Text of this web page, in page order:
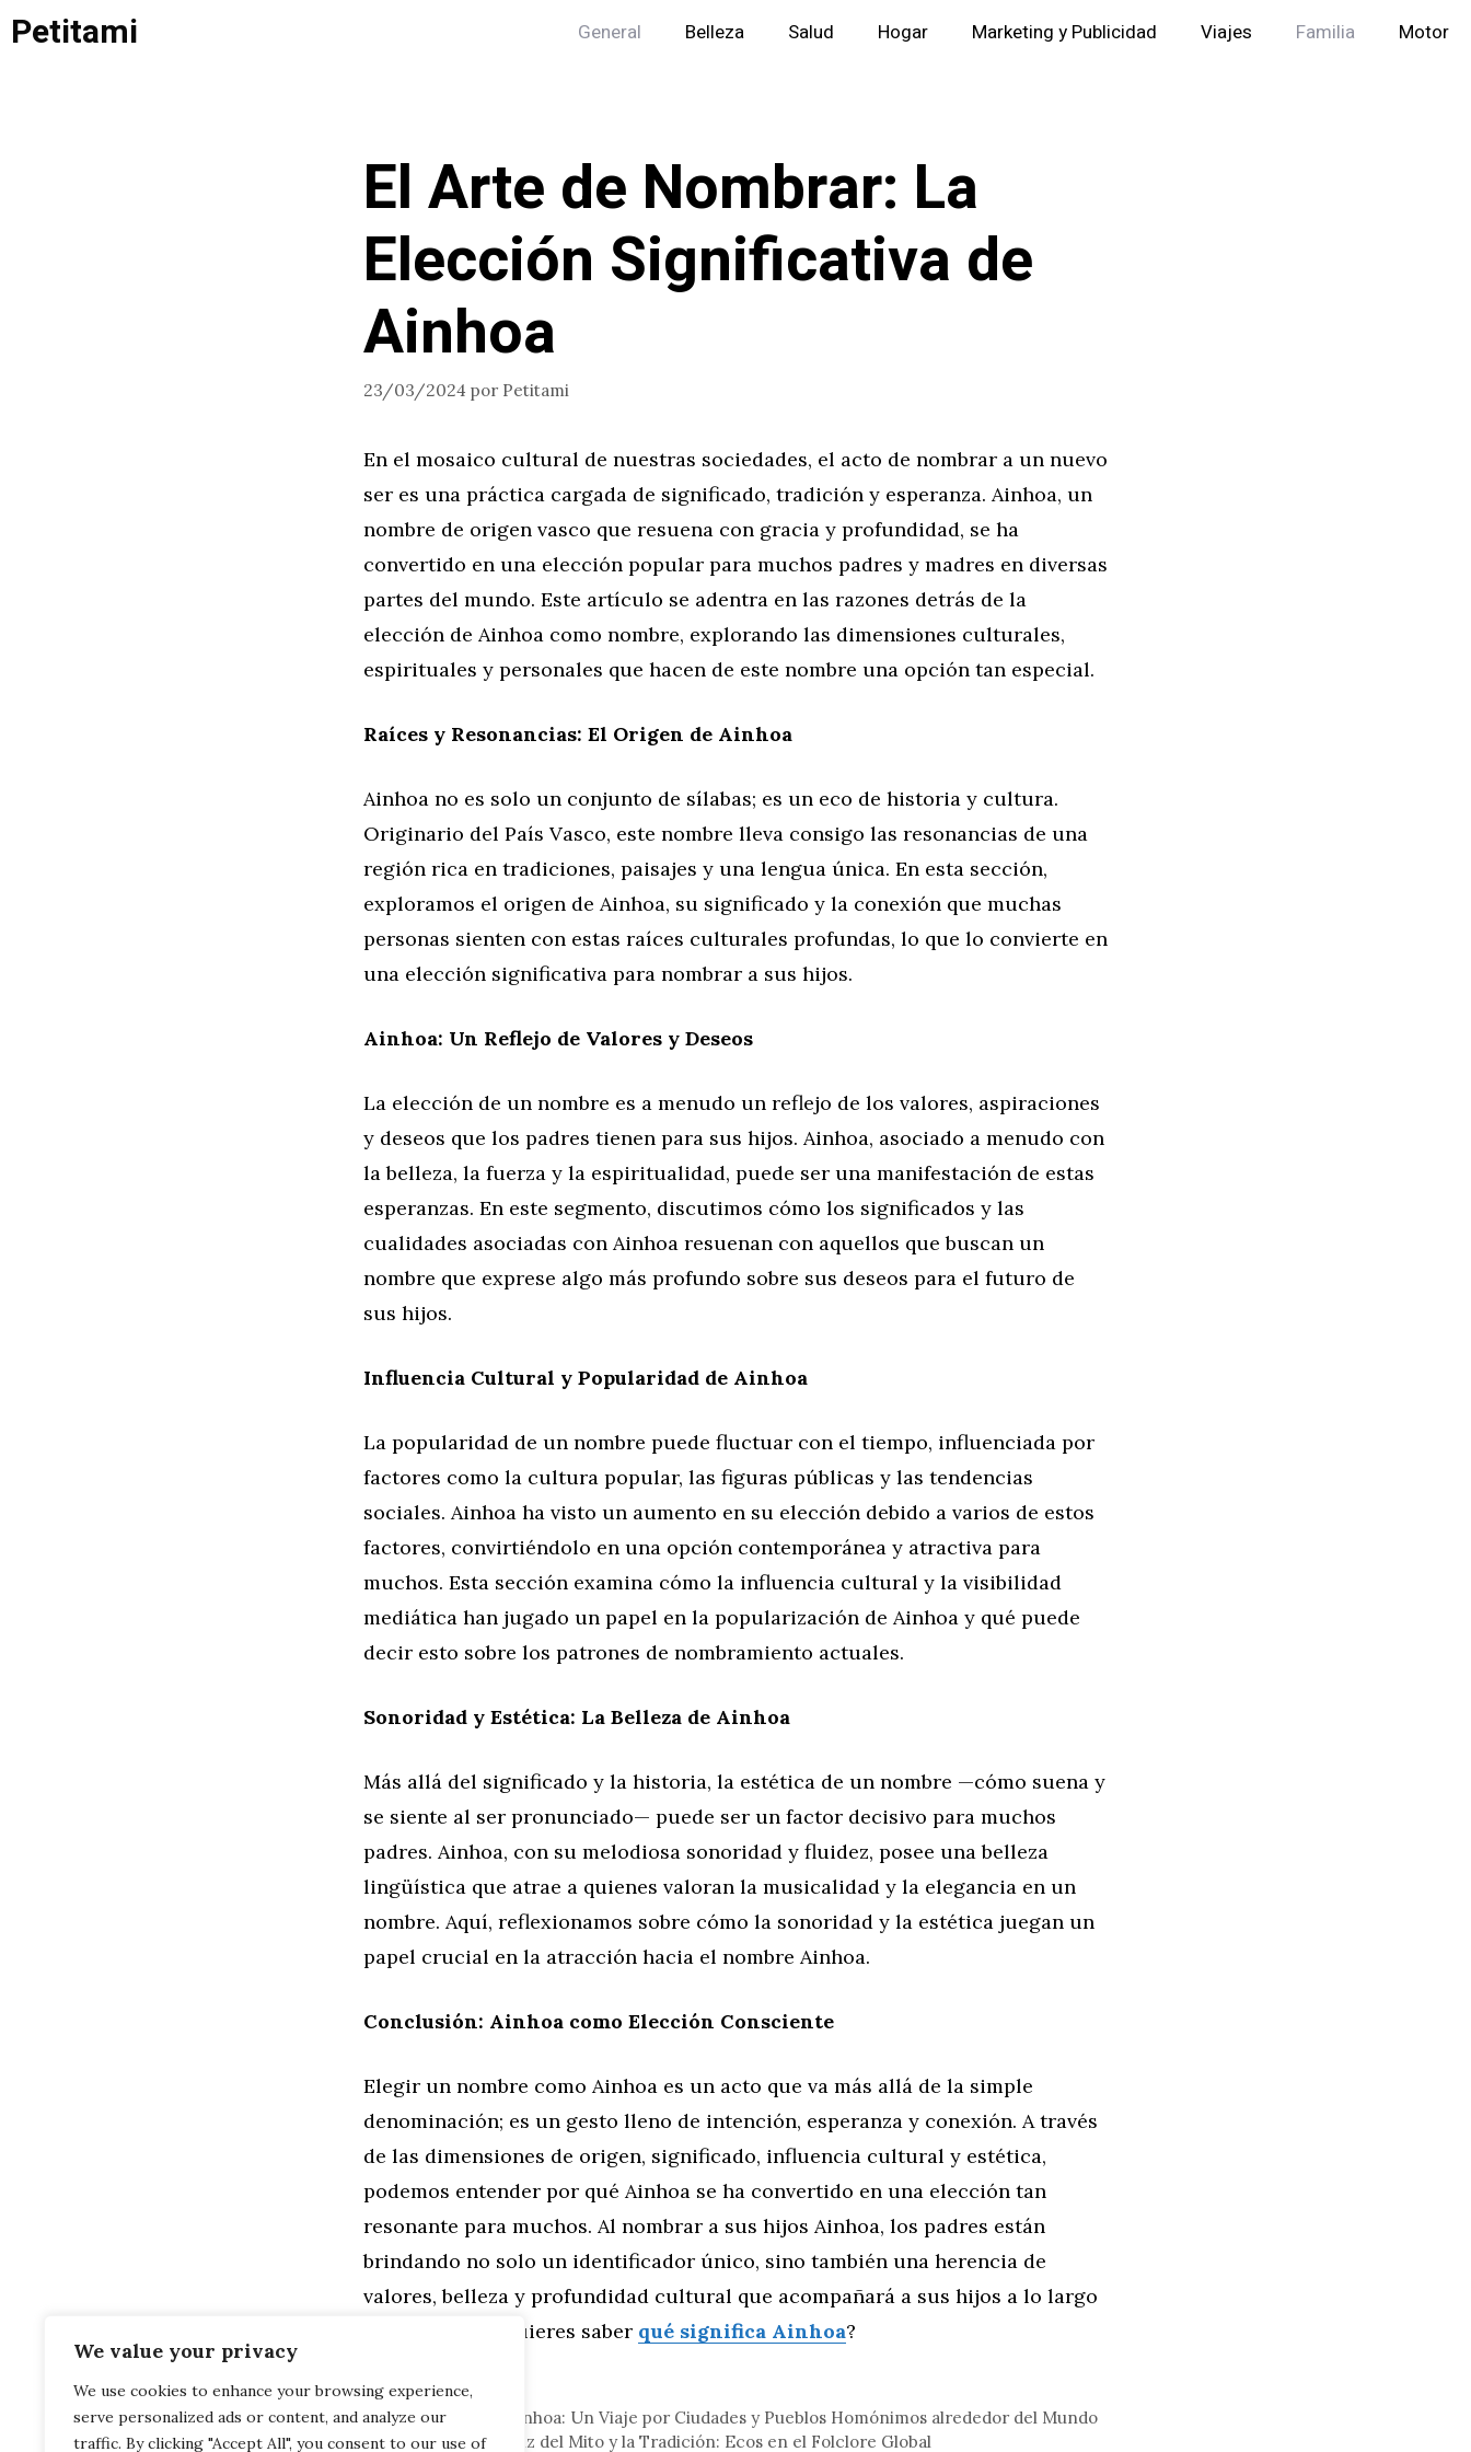
We value your privacy
We use cookies to enhance your browsing experience,
serve personalized ads or content, and analyze our
traffic. By clicking "Accept All", you consent to our use of
Saltar
alPetitami General Belleza Salud Hogar Marketing y Publicidad Viajes Familia Motor
El Arte de Nombrar: La
Elección Significativa de
Ainhoa
23/03/2024 por Petitami
En el mosaico cultural de nuestras sociedades, el acto de nombrar a un nuevo
ser es una práctica cargada de significado, tradición y esperanza. Ainhoa, un
nombre de origen vasco que resuena con gracia y profundidad, se ha
convertido en una elección popular para muchos padres y madres en diversas
partes del mundo. Este artículo se adentra en las razones detrás de la
elección de Ainhoa como nombre, explorando las dimensiones culturales,
espirituales y personales que hacen de este nombre una opción tan especial.
Raíces y Resonancias: El Origen de Ainhoa
Ainhoa no es solo un conjunto de sílabas; es un eco de historia y cultura.
Originario del País Vasco, este nombre lleva consigo las resonancias de una
región rica en tradiciones, paisajes y una lengua única. En esta sección,
exploramos el origen de Ainhoa, su significado y la conexión que muchas
personas sienten con estas raíces culturales profundas, lo que lo convierte en
una elección significativa para nombrar a sus hijos.
Ainhoa: Un Reflejo de Valores y Deseos
La elección de un nombre es a menudo un reflejo de los valores, aspiraciones
y deseos que los padres tienen para sus hijos. Ainhoa, asociado a menudo con
la belleza, la fuerza y la espiritualidad, puede ser una manifestación de estas
esperanzas. En este segmento, discutimos cómo los significados y las
cualidades asociadas con Ainhoa resuenan con aquellos que buscan un
nombre que exprese algo más profundo sobre sus deseos para el futuro de
sus hijos.
Influencia Cultural y Popularidad de Ainhoa
La popularidad de un nombre puede fluctuar con el tiempo, influenciada por
factores como la cultura popular, las figuras públicas y las tendencias
sociales. Ainhoa ha visto un aumento en su elección debido a varios de estos
factores, convirtiéndolo en una opción contemporánea y atractiva para
muchos. Esta sección examina cómo la influencia cultural y la visibilidad
mediática han jugado un papel en la popularización de Ainhoa y qué puede
decir esto sobre los patrones de nombramiento actuales.
Sonoridad y Estética: La Belleza de Ainhoa
Más allá del significado y la historia, la estética de un nombre —cómo suena y
se siente al ser pronunciado— puede ser un factor decisivo para muchos
padres. Ainhoa, con su melodiosa sonoridad y fluidez, posee una belleza
lingüística que atrae a quienes valoran la musicalidad y la elegancia en un
nombre. Aquí, reflexionamos sobre cómo la sonoridad y la estética juegan un
papel crucial en la atracción hacia el nombre Ainhoa.
Conclusión: Ainhoa como Elección Consciente
Elegir un nombre como Ainhoa es un acto que va más allá de la simple
denominación; es un gesto lleno de intención, esperanza y conexión. A través
de las dimensiones de origen, significado, influencia cultural y estética,
podemos entender por qué Ainhoa se ha convertido en una elección tan
resonante para muchos. Al nombrar a sus hijos Ainhoa, los padres están
brindando no solo un identificador único, sino también una herencia de
valores, belleza y profundidad cultural que acompañará a sus hijos a lo largo
de sus vidas. ¿Quieres saber qué significa Ainhoa?
Categorías
Familia,General
Descubriendo Ainhoa: Un Viaje por Ciudades y Pueblos Homónimos alrededor del Mundo
Ainhoa en el Tapiz del Mito y la Tradición: Ecos en el Folclore Global